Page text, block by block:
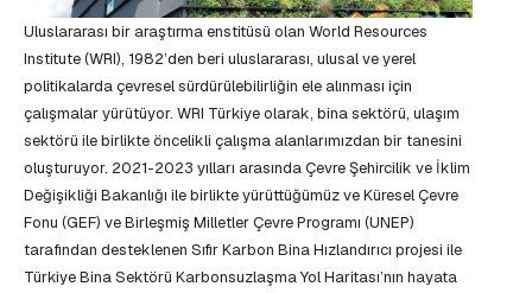
Uluslararası bir araştırma enstitüsü olan World Resources
Institute (WRI), 1982’den beri uluslararası, ulusal ve yerel
politikalarda çevresel sürdürülebilirliğin ele alınması için
çalışmalar yürütüyor. WRI Türkiye olarak, bina sektörü, ulaşım
sektörü ile birlikte öncelikli çalışma alanlarımızdan bir tanesini
oluşturuyor. 2021-2023 yılları arasında Çevre Şehircilik ve İklim
Değişikliği Bakanlığı ile birlikte yürüttüğümüz ve Küresel Çevre
Fonu (GEF) ve Birleşmiş Milletler Çevre Programı (UNEP)
tarafından desteklenen Sıfır Karbon Bina Hızlandırıcı projesi ile
Türkiye Bina Sektörü Karbonsuzlaşma Yol Haritası’nın hayata